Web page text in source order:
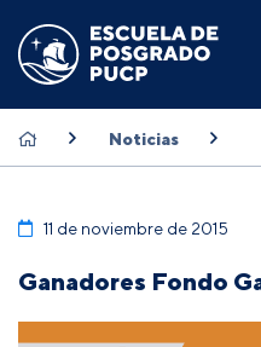
Noticias
11 de noviembre de 2015
Ganadores Fondo